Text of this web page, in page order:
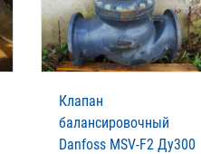
Клапан
балансировочный
Danfoss MSV-F2 Ду300